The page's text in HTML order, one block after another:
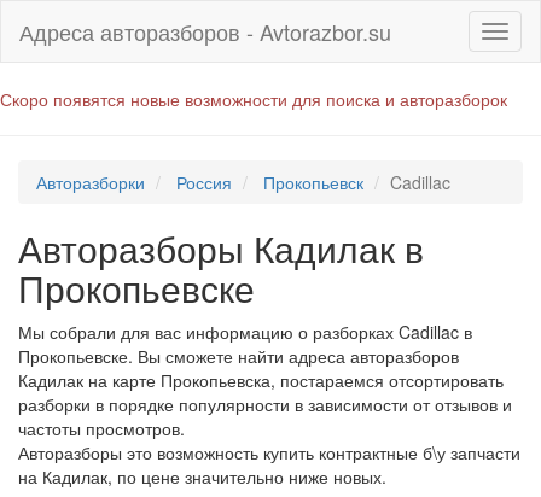
Адреса авторазборов - Avtorazbor.su
Скоро появятся новые возможности для поиска и авторазборок
Авторазборки Россия Прокопьевск Cadillac
Авторазборы Кадилак в
Прокопьевске
Мы собрали для вас информацию о разборках Cadillac в
Прокопьевске. Вы сможете найти адреса авторазборов
Кадилак на карте Прокопьевска, постараемся отсортировать
разборки в порядке популярности в зависимости от отзывов и
частоты просмотров.
Авторазборы это возможность купить контрактные б\у запчасти
на Кадилак, по цене значительно ниже новых.